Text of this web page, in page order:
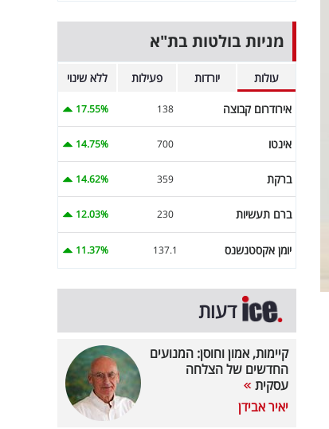
מניות בולטות בת"א
עולות יורדות פעילות ללא שינוי
אירודרום קבוצה 138
17.55%
אינטו 700
14.75%
ברקת 359
14.62%
ברם תעשיות 230
12.03%
יומן אקסטנשנס 137.1
11.37%
דעות
קיימות, אמון וחוסן: המנועים
החדשים של הצלחה
עסקית
יאיר אבידן